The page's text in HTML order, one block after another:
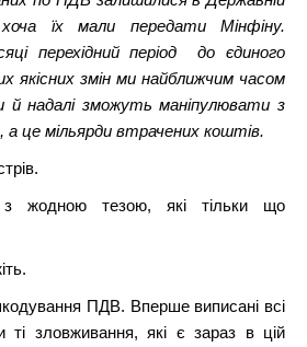
хоча їх мали передати Мінфіну.
перехідний період до єдиного
якісних змін ми найближчим часом
й надалі зможуть маніпулювати з
це мільярди втрачених коштів.
жодною тезою, які тільки що
ПДВ. Вперше виписані всі
ті зловживання, які є зараз в цій